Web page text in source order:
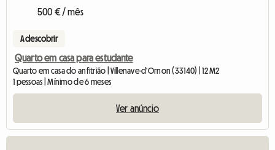
500 € / mês
A descobrir
Quarto em casa para estudante
Quarto em casa do anfitrião | Villenave-d'Ornon (33140) | 12 M2
1 pessoas | Mínimo de 6 meses
Ver anúncio